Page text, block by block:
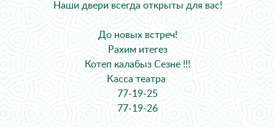
Наши двери всегда открыты для вас!
До новых встреч!
Рахим итегез
Котеп калабыз Сезне !!!
Касса театра
77-19-25
77-19-26